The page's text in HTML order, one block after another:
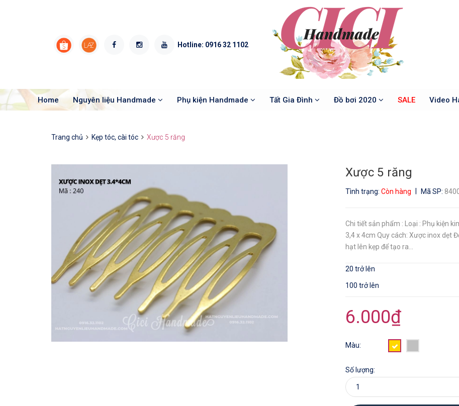
Hotline: 0916 32 1102
Home Nguyên liệu Handmade Phụ kiện Handmade Tất Gia Đình Đồ bơi 2020 SALE Video
Trang chủ Kẹp tóc, cài tóc Xược 5 răng
Xược 5 răng
Tình trạng: Còn hàng Mã SP:
Chi tiết sản phẩm : Loại : Phụ kiện
3,4 x 4cm Quy cách: Xược inox dẹt
hạt lên kẹp để tạo ra...
20 trở lên
100 trở lên
6.000₫
Màu:
Số lượng: